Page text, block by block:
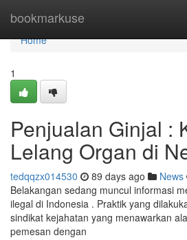
bookmarkuse
Home
Home
1
Penjualan Ginjal :
Lelang Organ di
tedqqzx014530 89 days ago News
Belakangan sedang muncul informasi
ilegal di Indonesia . Praktik yang
sindikat kejahatan yang menawarkan
pemesan dengan